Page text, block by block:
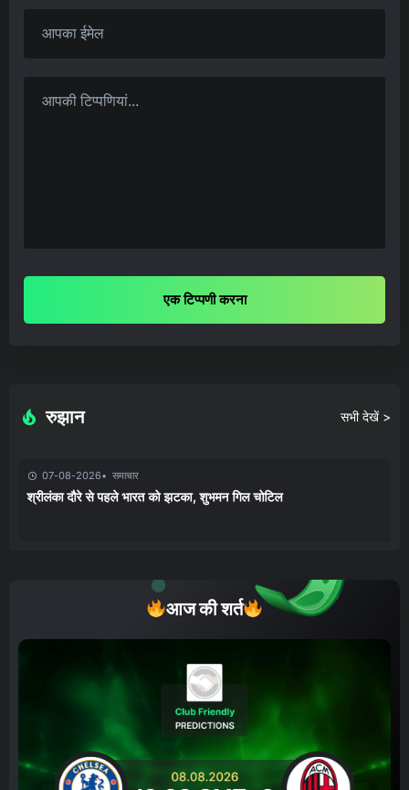
एक टिप्पणी करना
रुझान सभी देखें >
07-08-2026 समाचार
श्रीलंका दौरे से पहले भारत को झटका, शुभमन गिल चोटिल
आज की शर्त